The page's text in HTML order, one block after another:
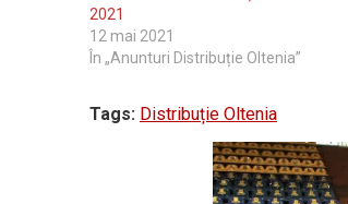
2021
12 mai 2021
În „Anunturi Distribuție Oltenia”
Tags: Distribuție Oltenia